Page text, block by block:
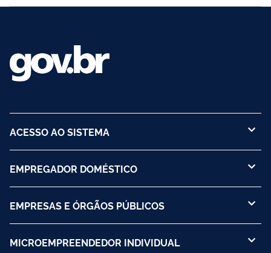
ACESSO AO SISTEMA
EMPREGADOR DOMÉSTICO
EMPRESAS E ÓRGÃOS PÚBLICOS
MICROEMPREENDEDOR INDIVIDUAL